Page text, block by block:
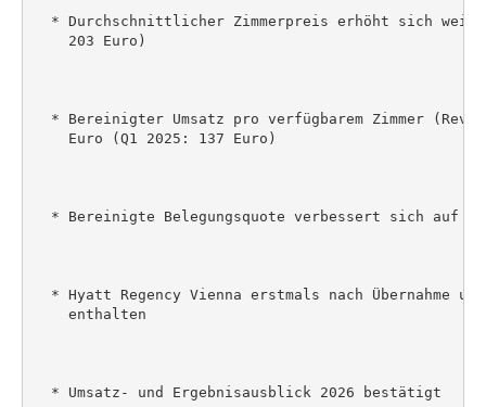
* Durchschnittlicher Zimmerpreis erhöht sich
    203 Euro)
* Bereinigter Umsatz pro verfügbarem Zimmer
    Euro (Q1 2025: 137 Euro)
* Bereinigte Belegungsquote verbessert sich auf
* Hyatt Regency Vienna erstmals nach Übernahme
    enthalten
  * Umsatz- und Ergebnisausblick 2026 bestätigt